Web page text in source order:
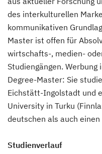
des interkulturellen
kommunikativen
Master ist offen für
wirtschafts-, medien-
Studiengängen.
Degree-Master: Sie
Eichstätt-Ingolstadt und
University in Turku
deutschen als auch
Studienverlauf